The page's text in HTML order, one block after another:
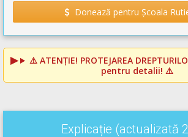
Donează pentru Școala
⚠️ ATENȚIE! PROTEJAREA
pentru detalii! ⚠️
Explicație (actualizată